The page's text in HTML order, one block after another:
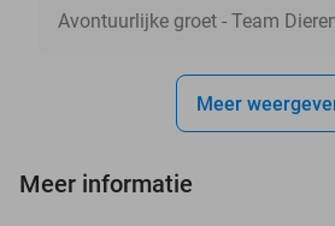
Avontuurlijke groet - Team
Meer
Meer informatie